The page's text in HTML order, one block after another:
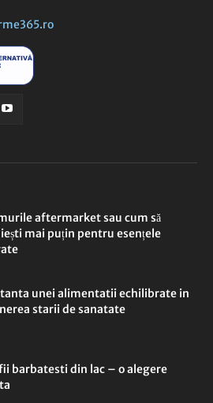
aftermarket sau cum să
mai puțin pentru esențele
unei alimentatii echilibrate in
starii de sanatate
barbatesti din lac – o alegere